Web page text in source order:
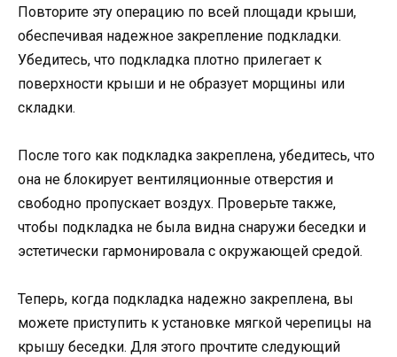
Повторите эту операцию по всей площади крыши,
обеспечивая надежное закрепление подкладки.
Убедитесь, что подкладка плотно прилегает к
поверхности крыши и не образует морщины или
складки.
После того как подкладка закреплена, убедитесь, что
она не блокирует вентиляционные отверстия и
свободно пропускает воздух. Проверьте также,
чтобы подкладка не была видна снаружи беседки и
эстетически гармонировала с окружающей средой.
Теперь, когда подкладка надежно закреплена, вы
можете приступить к установке мягкой черепицы на
крышу беседки. Для этого прочтите следующий